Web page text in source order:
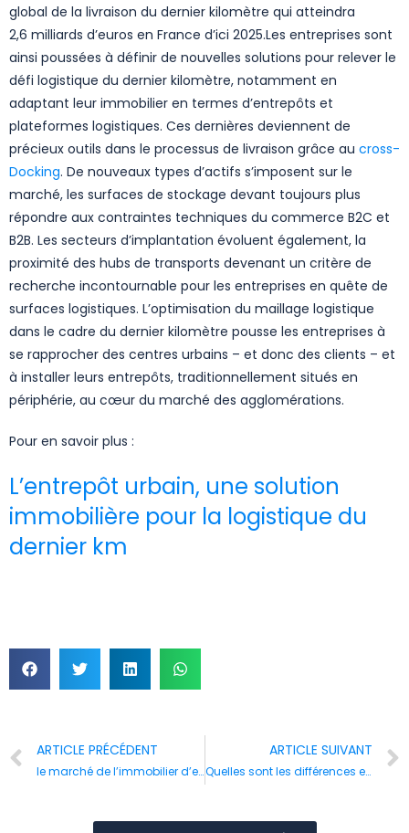
global de la livraison du dernier kilomètre qui atteindra
2,6 milliards d’euros en France d’ici 2025.Les entreprises sont
ainsi poussées à définir de nouvelles solutions pour relever le
défi logistique du dernier kilomètre, notamment en
adaptant leur immobilier en termes d’entrepôts et
plateformes logistiques. Ces dernières deviennent de
précieux outils dans le processus de livraison grâce au cross-
Docking. De nouveaux types d’actifs s’imposent sur le
marché, les surfaces de stockage devant toujours plus
répondre aux contraintes techniques du commerce B2C et
B2B. Les secteurs d’implantation évoluent également, la
proximité des hubs de transports devenant un critère de
recherche incontournable pour les entreprises en quête de
surfaces logistiques. L’optimisation du maillage logistique
dans le cadre du dernier kilomètre pousse les entreprises à
se rapprocher des centres urbains – et donc des clients – et
à installer leurs entrepôts, traditionnellement situés en
périphérie, au cœur du marché des agglomérations.
Pour en savoir plus :
L’entrepôt urbain, une solution
immobilière pour la logistique du
dernier km
ARTICLE PRÉCÉDENT
le marché de l’immobilier d’entreprise à Lyon en 2022
ARTICLE SUIVANT
Quelles sont les différences entre bail commercial, bail dérogatoire et convention d’occupation précaire ?